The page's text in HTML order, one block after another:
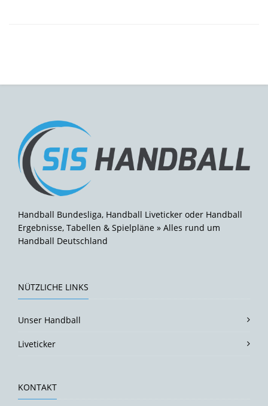
Handball Bundesliga, Handball Liveticker oder Handball
Ergebnisse, Tabellen & Spielpläne » Alles rund um
Handball Deutschland
NÜTZLICHE LINKS
Unser Handball
Liveticker
KONTAKT